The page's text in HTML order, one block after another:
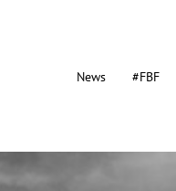
News #FBF